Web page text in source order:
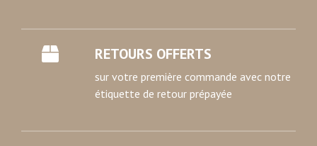
RETOURS OFFERTS
sur votre première commande avec notre
étiquette de retour prépayée